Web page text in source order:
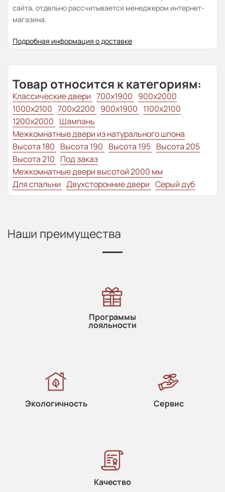
сайта, отдельно рассчитывается менеджером интернет-
магазина.
Подробная информация о доставке
Товар относится к категориям:
Классические двери 700x1900 900x2000
1000x2100 700x2200 900x1900 1100x2100
1200x2000 Шампань
Межкомнатные двери из натурального шпона
Высота 180 Высота 190 Высота 195 Высота 205
Высота 210 Под заказ
Межкомнатные двери высотой 2000 мм
Для спальни Двухсторонние двери Серый дуб
Наши преимущества
Программы
лояльности
Экологичность Сервис
Качество